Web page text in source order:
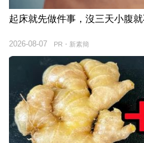
起床就先做件事，沒三天小腹
PR・新素簡
2026-08-07